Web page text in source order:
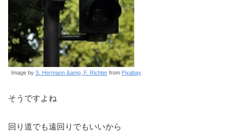
Image by S. Hermann &amp; F. Richter from Pixabay
そうですよね
回り道でも遠回りでもいいから